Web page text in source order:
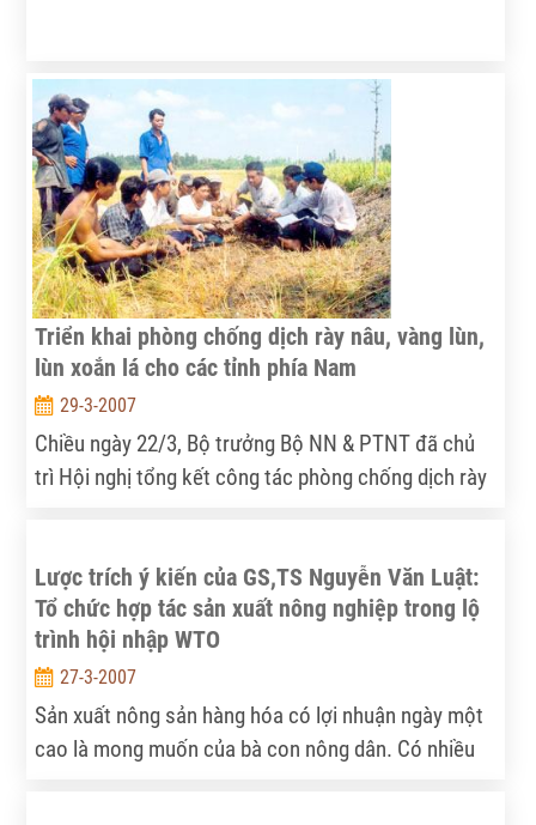
Triển khai phòng chống dịch rày nâu, vàng lùn,
lùn xoắn lá cho các tỉnh phía Nam
29-3-2007
Chiều ngày 22/3, Bộ trưởng Bộ NN & PTNT đã chủ
trì Hội nghị tổng kết công tác phòng chống dịch rày
tỉnh, thành phía Nam.
Lược trích ý kiến của GS,TS Nguyễn Văn Luật:
Tổ chức hợp tác sản xuất nông nghiệp trong lộ
trình hội nhập WTO
27-3-2007
Sản xuất nông sản hàng hóa có lợi nhuận ngày một
cao là mong muốn của bà con nông dân. Có nhiều